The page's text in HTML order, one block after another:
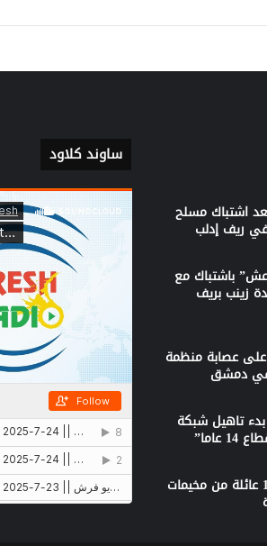
اشتباك مسلح
باشتباك مع
زينب بريف
عصابة منظمة
في دمشق
تاهيل شبكة
عاما”
قافلة جديدة تعيد 186 عائلة من مخيمات
ساوند كلاود